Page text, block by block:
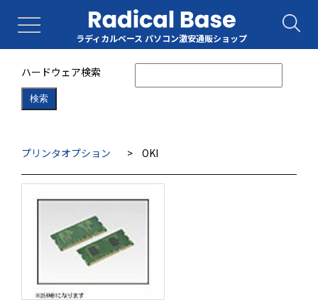
ラディカルベース パソコン激安通販ショップ
ハードウェア検索
検索
プリンタオプション > OKI